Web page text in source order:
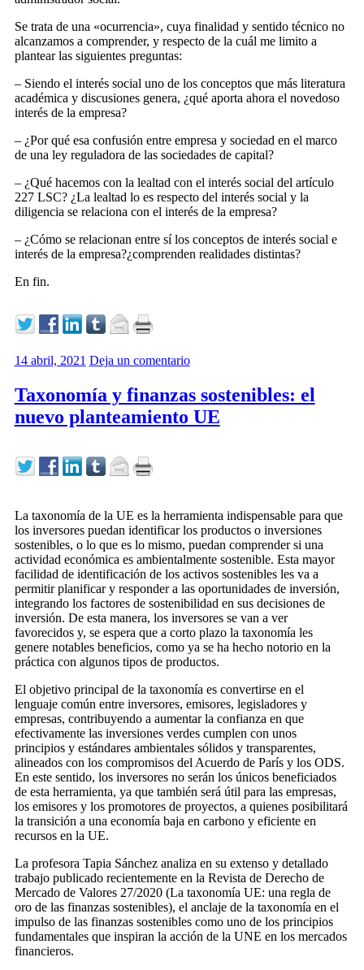
Se trata de una «ocurrencia», cuya finalidad y sentido técnico no
alcanzamos a comprender, y respecto de la cuál me limito a
plantear las siguientes preguntas:
– Siendo el interés social uno de los conceptos que más literatura
académica y discusiones genera, ¿qué aporta ahora el novedoso
interés de la empresa?
– ¿Por qué esa confusión entre empresa y sociedad en el marco
de una ley reguladora de las sociedades de capital?
– ¿Qué hacemos con la lealtad con el interés social del artículo
227 LSC? ¿La lealtad lo es respecto del interés social y la
diligencia se relaciona con el interés de la empresa?
– ¿Cómo se relacionan entre sí los conceptos de interés social e
interés de la empresa?¿comprenden realidades distintas?
En fin.
14 abril, 2021 Deja un comentario
Taxonomía y finanzas sostenibles: el
nuevo planteamiento UE
La taxonomía de la UE es la herramienta indispensable para que
los inversores puedan identificar los productos o inversiones
sostenibles, o lo que es lo mismo, puedan comprender si una
actividad económica es ambientalmente sostenible. Esta mayor
facilidad de identificación de los activos sostenibles les va a
permitir planificar y responder a las oportunidades de inversión,
integrando los factores de sostenibilidad en sus decisiones de
inversión. De esta manera, los inversores se van a ver
favorecidos y, se espera que a corto plazo la taxonomía les
genere notables beneficios, como ya se ha hecho notorio en la
práctica con algunos tipos de productos.
El objetivo principal de la taxonomía es convertirse en el
lenguaje común entre inversores, emisores, legisladores y
empresas, contribuyendo a aumentar la confianza en que
efectivamente las inversiones verdes cumplen con unos
principios y estándares ambientales sólidos y transparentes,
alineados con los compromisos del Acuerdo de París y los ODS.
En este sentido, los inversores no serán los únicos beneficiados
de esta herramienta, ya que también será útil para las empresas,
los emisores y los promotores de proyectos, a quienes posibilitará
la transición a una economía baja en carbono y eficiente en
recursos en la UE.
La profesora Tapia Sánchez analiza en su extenso y detallado
trabajo publicado recientemente en la Revista de Derecho de
Mercado de Valores 27/2020 (La taxonomía UE: una regla de
oro de las finanzas sostenibles), el anclaje de la taxonomía en el
impulso de las finanzas sostenibles como uno de los principios
fundamentales que inspiran la acción de la UNE en los mercados
financieros.